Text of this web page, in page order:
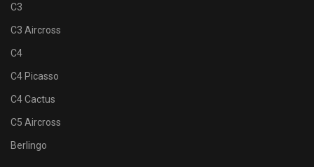
C3
C3 Aircross
C4
C4 Picasso
C4 Cactus
C5 Aircross
Berlingo